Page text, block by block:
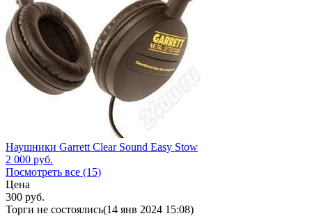
Наушники Garrett Clear Sound Easy Stow
2 000 руб.
Посмотреть все (15)
Цена
300 руб.
Торги не состоялись(14 янв 2024 15:08)